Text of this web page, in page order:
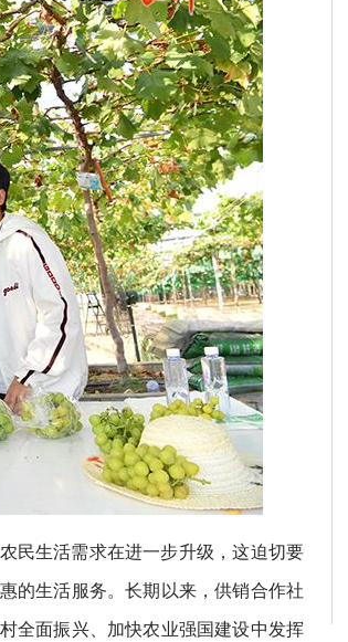
民生活需求在进一步升级，这迫切要
的生活服务。长期以来，供销合作社
全面振兴、加快农业强国建设中发挥